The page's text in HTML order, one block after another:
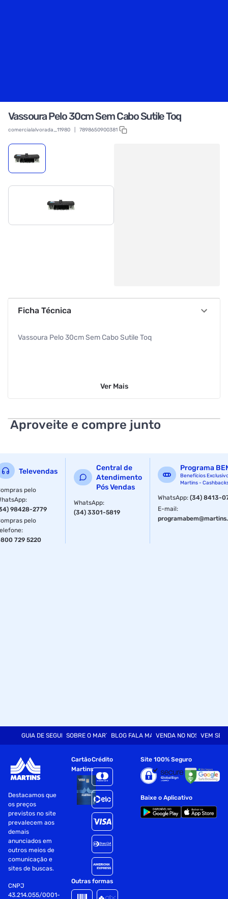
Vassoura Pelo 30cm Sem Cabo Sutile Toq
comercialalvorada_11980 7898650900381
Ficha Técnica
Vassoura Pelo 30cm Sem Cabo Sutile Toq
Ver Mais
Aproveite e compre junto
Televendas
pelo
:
98428-2779
pelo
:
729 5220
Central de
Atendimento
Pós Vendas
WhatsApp:
(34) 3301-5819
Programa
Benefícios
Martins -
WhatsApp:(34) 8413-
E-mail:
GUIA DE SEGURANÇASOBRE O MARTINSBLOG FALA MARTVENDA NO NOSSO SITE
VEM SER
Destacamos que
os preços
previstos no site
prevalecem aos
demais
anunciados em
outros meios de
comunicação e
sites de buscas.
CNPJ
43.214.055/0001-
Cartão
Martins
Crédito
Outras formas
Site 100% Seguro
Baixe o Aplicativo